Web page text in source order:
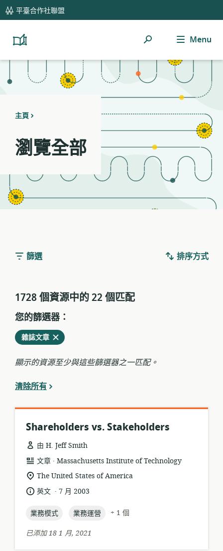
global
navigation
平臺合作社聯盟
Platform
Resource
搜
Menu
主頁
瀏覽全部
篩選 排序方式
1728 個資源中的 22 個匹配
您的篩選器：
從
當
前
濾
器
雜誌文章刪
除
顯示的資源至少與這些篩選器之一匹配。
清除所有
Shareholders vs. Stakeholders
由 H. Jeff Smith
資
源
式:
文章 .
發
布
Massachusetts Institute of Technology
相
關
位
置:
The United States of America
語 英文 .
發
日
7 月 2003
topic:
業務模式 topic:
業務運營
+ 1 個
已添加 18 1 月, 2021
filters
Resource